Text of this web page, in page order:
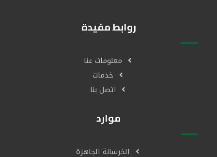
روابط مفيدة
معلومات عنا
خدمات
اتصل بنا
موارد
الخرسانة الجاهزة